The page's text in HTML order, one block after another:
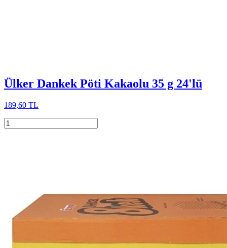
Ülker Dankek Pöti Kakaolu 35 g 24'lü
189,60 TL